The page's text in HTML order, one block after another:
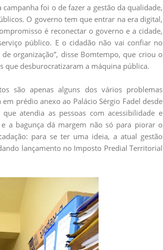
foi o de fazer a gestão da qualidade,
O governo tem que entrar na era digital,
é reconectar o governo e a cidade,
público. E o cidadão não vai confiar no
organização”, disse Bomtempo, que criou o
que desburocratizaram a máquina pública.
são apenas alguns dos vários problemas
prédio anexo ao Palácio Sérgio Fadel desde
atendia as pessoas com acessibilidade e
a bagunça dá margem não só para piorar o
para se ter uma ideia, a atual gestão
lançamento no Imposto Predial Territorial